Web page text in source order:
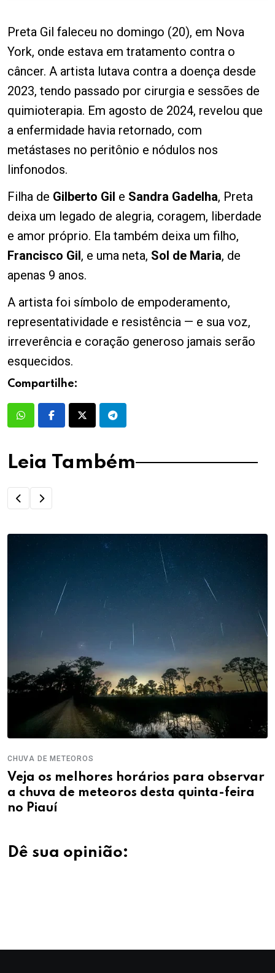
Preta Gil faleceu no domingo (20), em Nova
York, onde estava em tratamento contra o
câncer. A artista lutava contra a doença desde
2023, tendo passado por cirurgia e sessões de
quimioterapia. Em agosto de 2024, revelou que
a enfermidade havia retornado, com
metástases no peritônio e nódulos nos
linfonodos.
Filha de Gilberto Gil e Sandra Gadelha, Preta
deixa um legado de alegria, coragem, liberdade
e amor próprio. Ela também deixa um filho,
Francisco Gil, e uma neta, Sol de Maria, de
apenas 9 anos.
A artista foi símbolo de empoderamento,
representatividade e resistência — e sua voz,
irreverência e coração generoso jamais serão
esquecidos.
Compartilhe:
Leia Também
CHUVA DE METEOROS
Veja os melhores horários para observar
a chuva de meteoros desta quinta-feira
no Piauí
Dê sua opinião: